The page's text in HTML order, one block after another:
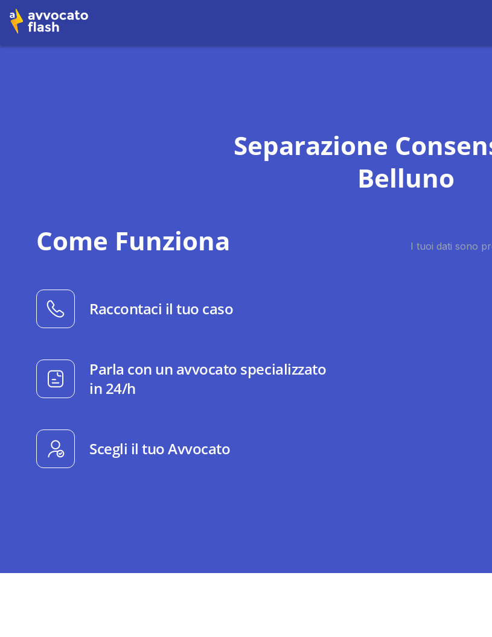
Separazione
Belluno
Come Funziona
Raccontaci il tuo caso
Parla con un avvocato specializzato
in 24/h
Scegli il tuo Avvocato